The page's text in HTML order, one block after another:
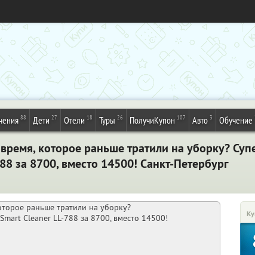
88 Дети 27 Отели 18 Туры 26 ПолучиКупон 107 Авто 3 Обучение
которое раньше тратили на уборку?
за 8700, вместо 14500! Санкт-Петербург